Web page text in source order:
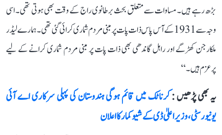
بڑھ رہے ہیں۔ مساوات سے متعلق بحث برطانوی راج کے وقت بھی ہوتی تھی۔ اسی
وجہ سے 1931 کے آس پاس ذات پات پر مبنی مردم شماری کرائی گئی تھی۔ ہمارے لیڈر
ملکارجن کھڑگے اور راہل گاندھی بھی ذات پات پر مبنی مردم شماری کرانے کے لیے
پرعزم ہیں۔‘‘
یہ بھی پڑھیں :کرناٹک میں قائم ہوگی ہندوستان کی پہلی سرکاری اے آئی
یونیورسٹی، وزیر اعلیٰ ڈی کے شیوکمار کا اعلان